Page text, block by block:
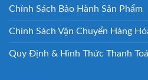
Chính Sách Bảo Hành Sản Phẩm
Chính Sách Vận Chuyển Hàng
Quy Định & Hình Thức Thanh